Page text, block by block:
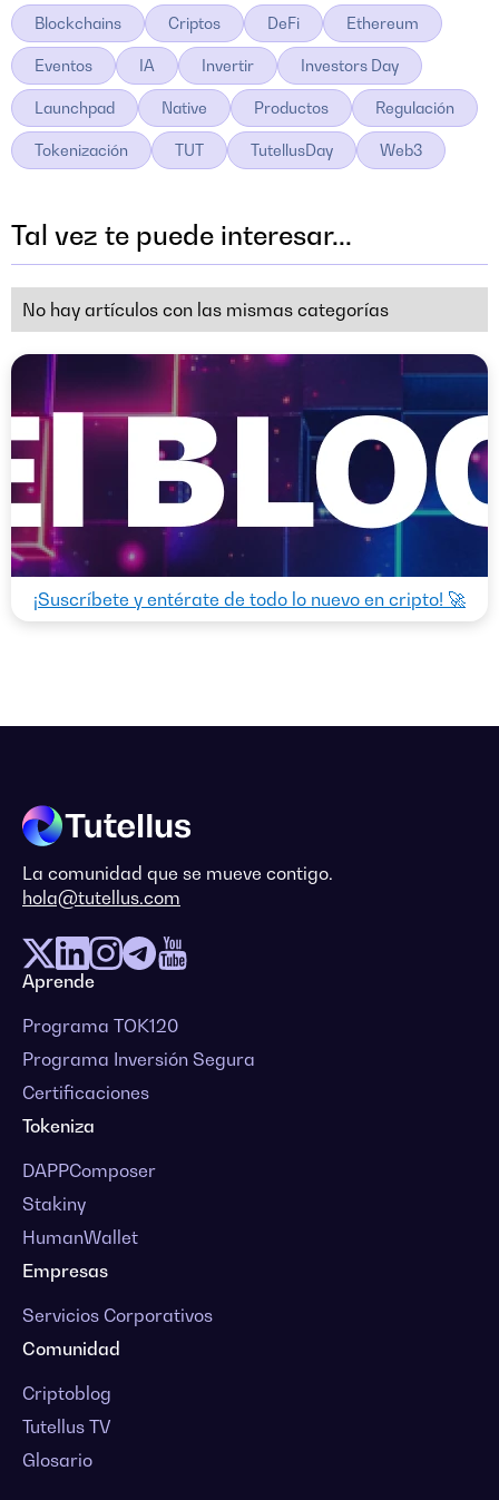
Blockchains Criptos DeFi Ethereum
Eventos IA Invertir Investors Day
Launchpad Native Productos Regulación
Tokenización TUT TutellusDay Web3
Tal vez te puede interesar...
No hay artículos con las mismas categorías
¡Suscríbete y entérate de todo lo nuevo en cripto! 🚀
La comunidad que se mueve contigo.
hola@tutellus.com
Aprende
Programa TOK120
Programa Inversión Segura
Certificaciones
Tokeniza
DAPPComposer
Stakiny
HumanWallet
Empresas
Servicios Corporativos
Comunidad
Criptoblog
Tutellus TV
Glosario